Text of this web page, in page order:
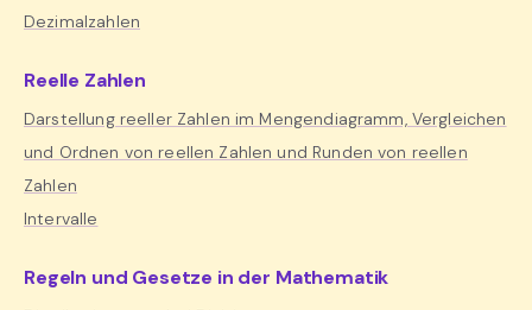
Dezimalzahlen
Reelle Zahlen
Darstellung reeller Zahlen im Mengendiagramm, Vergleichen
und Ordnen von reellen Zahlen und Runden von reellen
Zahlen
Intervalle
Regeln und Gesetze in der Mathematik